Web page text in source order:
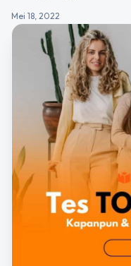
Mei 18, 2022